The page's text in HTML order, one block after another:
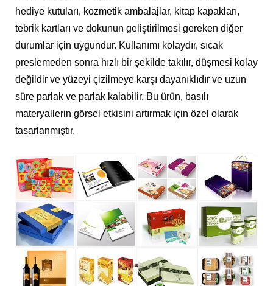
hediye kutuları, kozmetik ambalajlar, kitap kapakları,
tebrik kartları ve dokunun geliştirilmesi gereken diğer
durumlar için uygundur. Kullanımı kolaydır, sıcak
preslemeden sonra hızlı bir şekilde takılır, düşmesi kolay
değildir ve yüzeyi çizilmeye karşı dayanıklıdır ve uzun
süre parlak ve parlak kalabilir. Bu ürün, basılı
materyallerin görsel etkisini artırmak için özel olarak
tasarlanmıştır.